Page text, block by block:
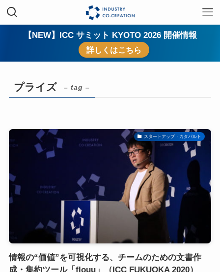
【NEW】ICC サミット KYOTO 2026 開催情報
詳しくはこちら
プライズ – tag –
スタートアップ・カタパルト
情報の“価値”を可視化する、チームのための文書作
成・集約ツール「flouu」（ICC FUKUOKA 2020）